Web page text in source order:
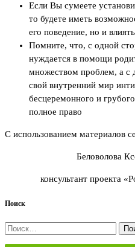
Если Вы сумеете
то будете иметь
его поведение, но и
Помните, что, с одной
нуждается в помощи
множеством проблем, а с
свой внутренний мир
бесцеремонного и
полное право
С использованием материалов
Беловолова
консультант проекта
Поиск
Найти: